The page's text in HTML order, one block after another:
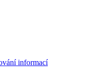
informací